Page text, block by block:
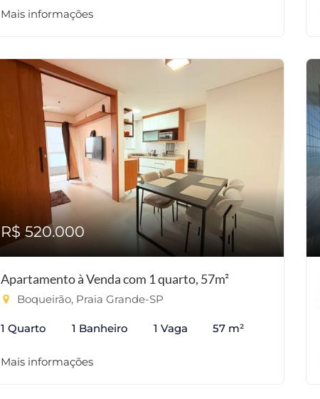
Mais informações
R$ 520.000
Apartamento à Venda com 1 quarto, 57m²
Boqueirão, Praia Grande-SP
1 Quarto 1 Banheiro 1 Vaga 57 m²
Mais informações